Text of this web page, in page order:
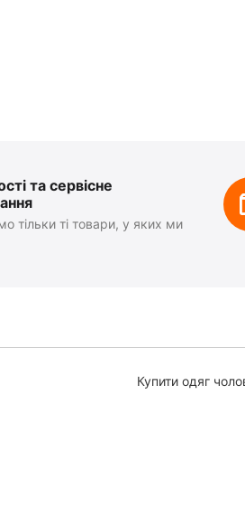
та сервісне
тільки ті товари, у яких ми
Купити одяг